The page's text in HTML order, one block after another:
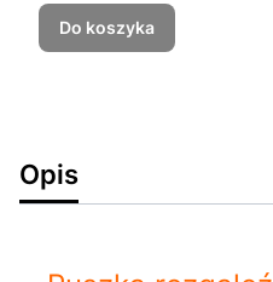
Do koszyka
Opis